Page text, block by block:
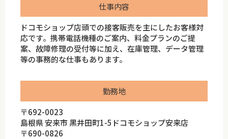
仕事内容
ドコモショップ店頭での接客販売を主にしたお客様対
応です。携帯電話機種のご案内、料金プランのご提
案、故障修理の受付等に加え、在庫管理、データ管理
等の事務的な仕事もあります。
勤務地
〒692-0023
島根県 安来市 黒井田町1-5ドコモショップ安来店
〒690-0826